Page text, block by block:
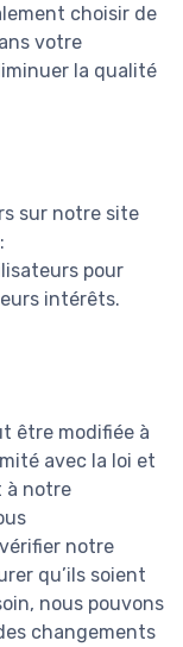
choisir de
votre
la qualité
sur notre site
pour
intérêts.
être modifiée à
avec la loi et
à notre
notre
qu’ils soient
nous pouvons
changements